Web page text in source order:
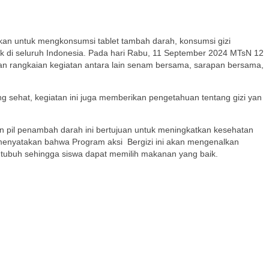
untuk mengkonsumsi tablet tambah darah, konsumsi gizi
seluruh Indonesia. Pada hari Rabu, 11 September 2024 MTsN 12
rangkaian kegiatan antara lain senam bersama, sarapan bersama,
sehat, kegiatan ini juga memberikan pengetahuan tentang gizi yan
penambah darah ini bertujuan untuk meningkatkan kesehatan
bahwa Program aksi Bergizi ini akan mengenalkan
sehingga siswa dapat memilih makanan yang baik.